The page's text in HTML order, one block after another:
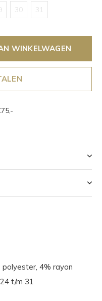
30 31
WINKELWAGEN
4% rayon
t/m 31